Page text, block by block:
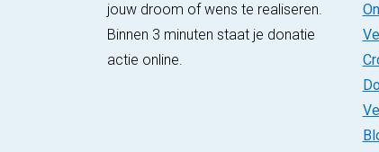
jouw droom of wens te realiseren.
Binnen 3 minuten staat je donatie
actie online.